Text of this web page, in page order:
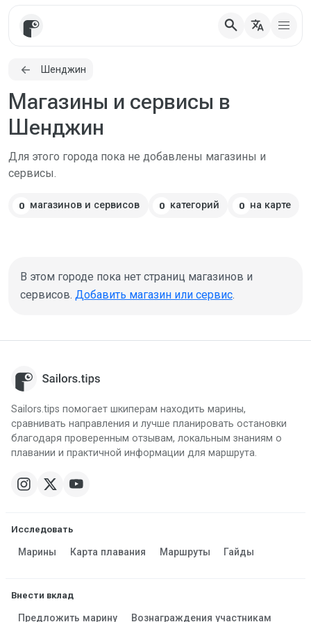
search translate
Шенджин
Магазины и сервисы в
Шенджин
Для этого города пока не добавлены магазины и
сервисы.
0 магазинов и сервисов 0 категорий 0 на карте
В этом городе пока нет страниц магазинов и
сервисов. Добавить магазин или сервис.
Sailors.tips помогает шкиперам находить марины,
сравнивать направления и лучше планировать остановки
благодаря проверенным отзывам, локальным знаниям о
плавании и практичной информации для маршрута.
Исследовать
Марины Карта плавания Маршруты Гайды
Внести вклад
Предложить марину Вознаграждения участникам